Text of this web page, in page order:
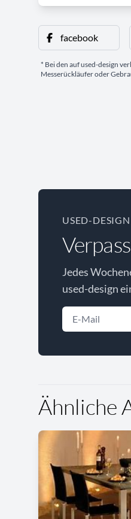
facebook
* Bei den auf used-design
Messerückläufer oder
USED-
Jedes
used-design
Ähnliche